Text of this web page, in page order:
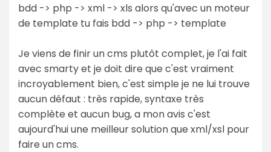
bdd -> php -> xml -> xls alors qu'avec un moteur
de template tu fais bdd -> php -> template
Je viens de finir un cms plutôt complet, je l'ai fait
avec smarty et je doit dire que c'est vraiment
incroyablement bien, c'est simple je ne lui trouve
aucun défaut : très rapide, syntaxe très
complète et aucun bug, a mon avis c'est
aujourd'hui une meilleur solution que xml/xsl pour
faire un cms.